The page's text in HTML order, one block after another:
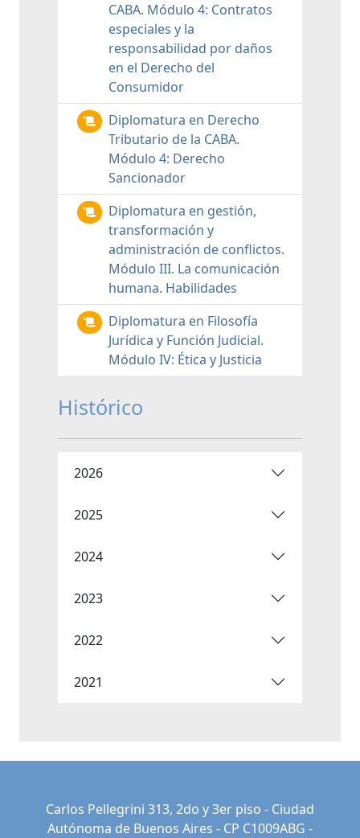
CABA. Módulo 4: Contratos
especiales y la
responsabilidad por daños
en el Derecho del
Consumidor
Diplomatura en Derecho
Tributario de la CABA.
Módulo 4: Derecho
Sancionador
Diplomatura en gestión,
transformación y
administración de conflictos.
Módulo III. La comunicación
humana. Habilidades
Diplomatura en Filosofía
Jurídica y Función Judicial.
Módulo IV: Ética y Justicia
Histórico
2026
2025
2024
2023
2022
2021
Carlos Pellegrini 313, 2do y 3er piso - Ciudad
Autónoma de Buenos Aires - CP C1009ABG -